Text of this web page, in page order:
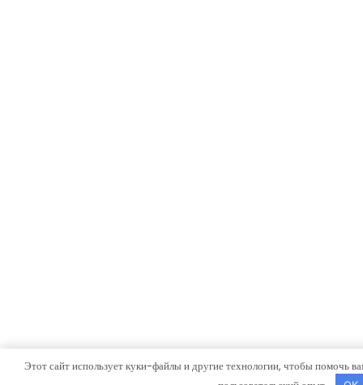
Этот сайт использует куки-файлы и другие технологии, чтобы помочь